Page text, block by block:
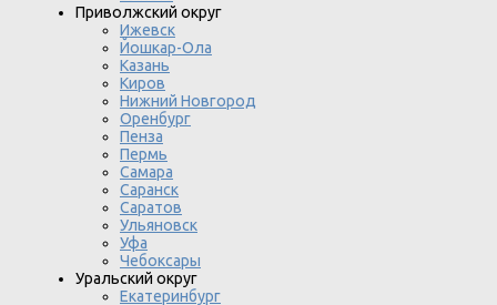
Приволжский округ
Ижевск
Йошкар-Ола
Казань
Киров
Нижний Новгород
Оренбург
Пенза
Пермь
Самара
Саранск
Саратов
Ульяновск
Уфа
Чебоксары
Уральский округ
Екатеринбург